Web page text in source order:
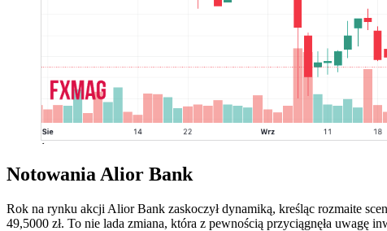
Notowania Alior Bank
Rok na rynku akcji Alior Bank zaskoczył dynamiką, kreśląc rozmaite
49,5000 zł. To nie lada zmiana, która z pewnością przyciągnęła uwagę